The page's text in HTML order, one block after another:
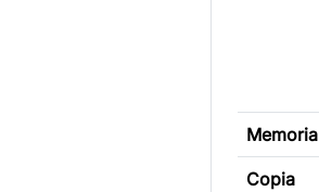
Memoria
Copia